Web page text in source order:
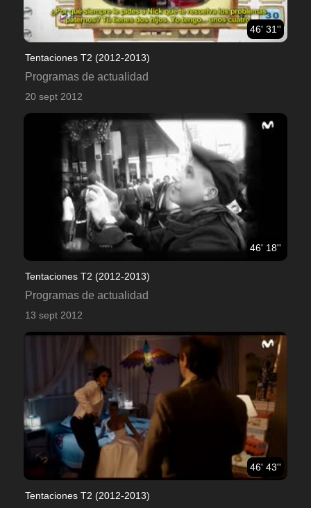
46' 31''
Tentaciones T2 (2012-2013)
Programas de actualidad
20 sept 2012
46' 18''
Tentaciones T2 (2012-2013)
Programas de actualidad
13 sept 2012
46' 43''
Tentaciones T2 (2012-2013)